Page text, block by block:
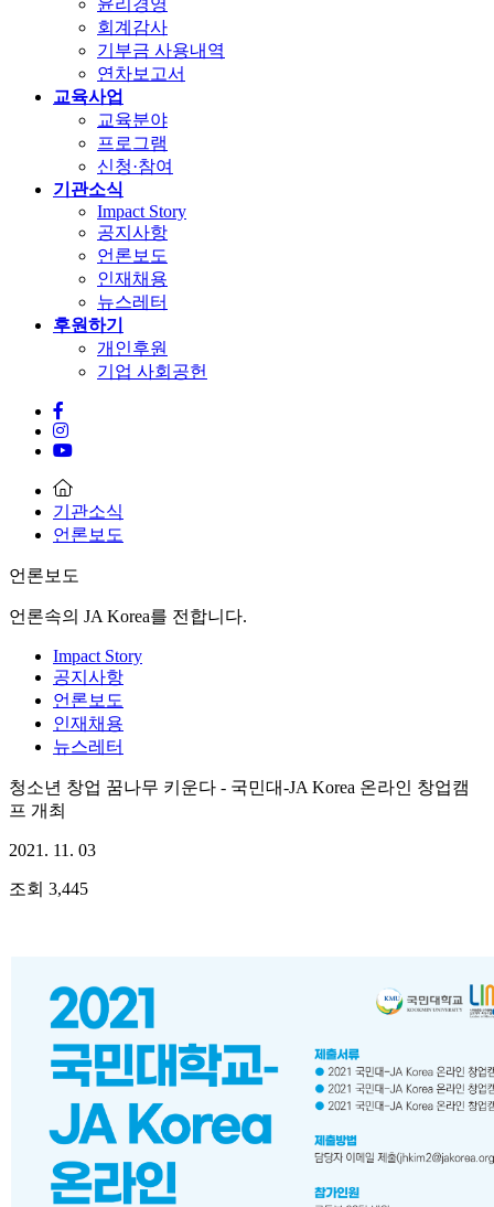
회계감사
기부금 사용내역
연차보고서
교육사업
교육분야
프로그램
신청·참여
기관소식
Impact Story
공지사항
언론보도
인재채용
뉴스레터
후원하기
개인후원
기업 사회공헌
기관소식
언론보도
언론보도
언론속의 JA Korea를 전합니다.
Impact Story
공지사항
언론보도
인재채용
뉴스레터
청소년 창업 꿈나무 키운다 - 국민대-JA Korea 온라인 창업캠
프 개최
2021. 11. 03
조회 3,445